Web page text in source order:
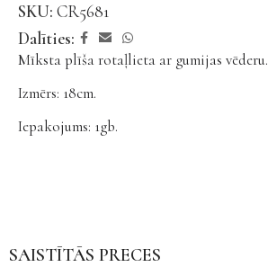
SKU: CR5681
Dalīties:
Mīksta plīša rotaļlieta ar gumijas vēderu.
Izmērs: 18cm.
Iepakojums: 1gb.
SAISTĪTĀS PRECES